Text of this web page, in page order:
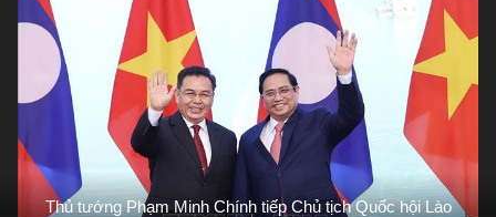
Thủ tướng Phạm Minh Chính tiếp Chủ tịch Quốc hội Lào